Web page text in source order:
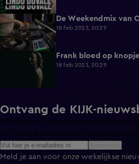
22:07 De Weekendmix van
18 feb 2023, 20:29
Frank bloed op
18 feb 2023, 20:29
Ontvang de KIJK-
Meld je aan voor de nieuwsbrief en
het laatste nieuws over de
Meld je aan voor onze wekelijkse